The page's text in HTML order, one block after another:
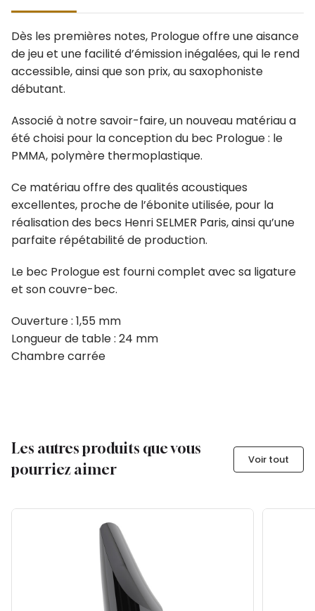
Dès les premières notes, Prologue offre une aisance
de jeu et une facilité d’émission inégalées, qui le rend
accessible, ainsi que son prix, au saxophoniste
débutant.
Associé à notre savoir-faire, un nouveau matériau a
été choisi pour la conception du bec Prologue : le
PMMA, polymère thermoplastique.
Ce matériau offre des qualités acoustiques
excellentes, proche de l’ébonite utilisée, pour la
réalisation des becs Henri SELMER Paris, ainsi qu’une
parfaite répétabilité de production.
Le bec Prologue est fourni complet avec sa ligature
et son couvre-bec.
Ouverture : 1,55 mm
Longueur de table : 24 mm
Chambre carrée
Les autres produits que vous
pourriez aimer
Voir tout